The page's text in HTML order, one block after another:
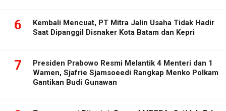
6
Kembali Mencuat, PT Mitra Jalin Usaha Tidak Hadir
Saat Dipanggil Disnaker Kota Batam dan Kepri
7
Presiden Prabowo Resmi Melantik 4 Menteri dan 1
Wamen, Sjafrie Sjamsoeedi Rangkap Menko Polkam
Gantikan Budi Gunawan